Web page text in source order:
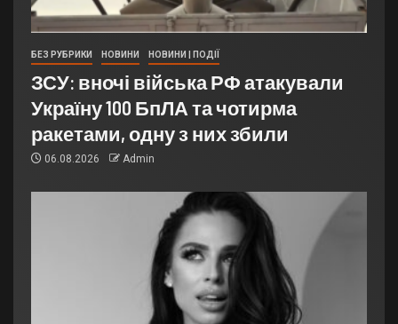
БЕЗ РУБРИКИ НОВИНИ НОВИНИ | ПОДІЇ
ЗСУ: вночі війська РФ атакували
Україну 100 БпЛА та чотирма
ракетами, одну з них збили
06.08.2026 Admin